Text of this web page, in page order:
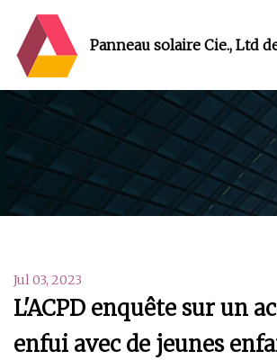
Panneau solaire Cie., Ltd
Jul 03, 2023
L'ACPD enquête sur un
enfui avec de jeunes